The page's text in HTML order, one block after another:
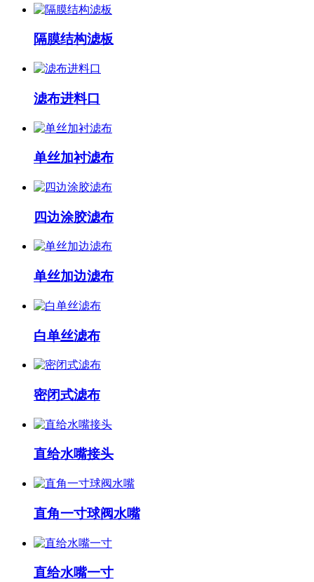
隔膜结构滤板
滤布进料口
单丝加衬滤布
四边涂胶滤布
单丝加边滤布
白单丝滤布
密闭式滤布
直给水嘴接头
直角一寸球阀水嘴
直给水嘴一寸